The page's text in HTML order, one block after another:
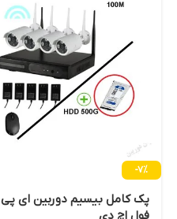
-7%
پک کامل بیسیم دوربین ای پی
فول اچ دی